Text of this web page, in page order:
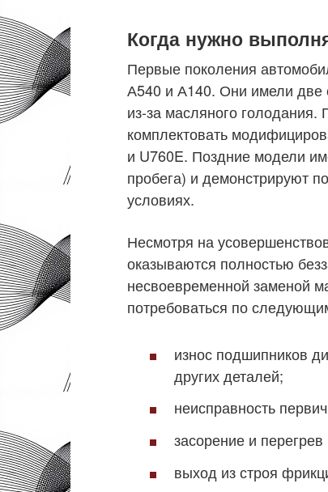
Когда нужно
Первые поколения
А540 и А140. Они имели две
из-за масляного
комплектовать
и U760E. Поздние модели
пробега) и демонстрируют
условиях.
Несмотря на
оказываются полностью
несвоевременной заменой
потребоваться по
износ подшипников
других деталей;
неисправность
засорение и
выход из строя